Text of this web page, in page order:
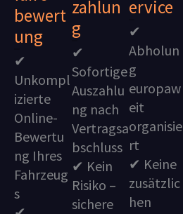
bewert
ung
✔
Unkompl
izierte
Online-
Bewertu
ng Ihres
Fahrzeug
s
zahlun
g
✔
Sofortige
Auszahlu
ng nach
Vertragsa
bschluss
✔ Kein
Risiko –
sichere
ervice
✔
Abholun
g
europaw
eit
organisie
rt
✔ Keine
zusätzlic
hen